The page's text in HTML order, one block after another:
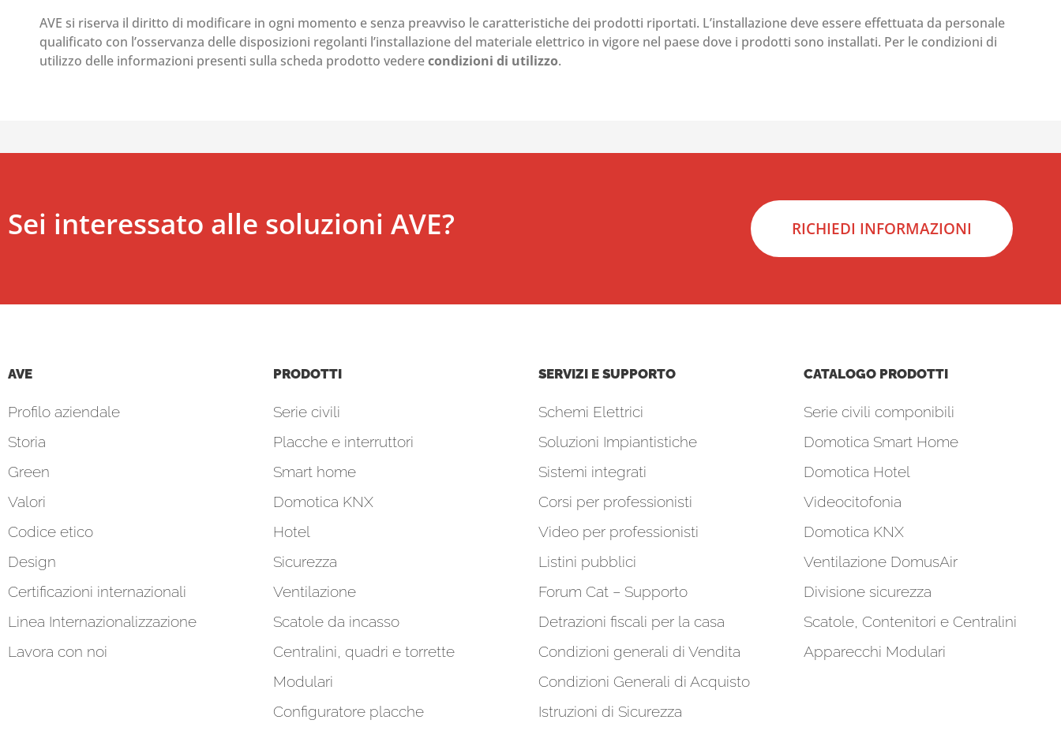
AVE si riserva il diritto di modificare in ogni momento e senza preavviso le caratteristiche dei prodotti riportati. L’installazione deve essere effettuata da personale
qualificato con l’osservanza delle disposizioni regolanti l’installazione del materiale elettrico in vigore nel paese dove i prodotti sono installati. Per le condizioni di
utilizzo delle informazioni presenti sulla scheda prodotto vederecondizioni di utilizzo.
Sei interessato alle soluzioni AVE? RICHIEDI INFORMAZIONI
AVE
Profilo aziendale
Storia
Green
Valori
Codice etico
Design
Certificazioni internazionali
Linea Internazionalizzazione
Lavora con noi
PRODOTTI
Serie civili
Placche e interruttori
Smart home
Domotica KNX
Hotel
Sicurezza
Ventilazione
Scatole da incasso
Centralini, quadri e torrette
Modulari
Configuratore placche
SERVIZI E SUPPORTO
Schemi Elettrici
Soluzioni Impiantistiche
Sistemi integrati
Corsi per professionisti
Video per professionisti
Listini pubblici
Forum Cat – Supporto
Detrazioni fiscali per la casa
Condizioni generali di Vendita
Condizioni Generali di Acquisto
Istruzioni di Sicurezza
CATALOGO PRODOTTI
Serie civili componibili
Domotica Smart Home
Domotica Hotel
Videocitofonia
Domotica KNX
Ventilazione DomusAir
Divisione sicurezza
Scatole, Contenitori e Centralini
Apparecchi Modulari